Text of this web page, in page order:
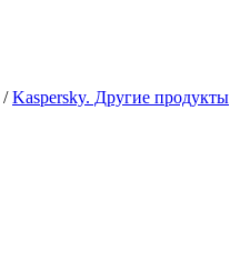
/Kaspersky. Другие продукты